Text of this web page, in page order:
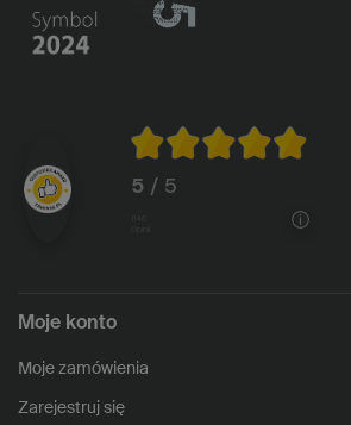
5 / 5
Moje konto
Moje zamówienia
Zarejestruj się